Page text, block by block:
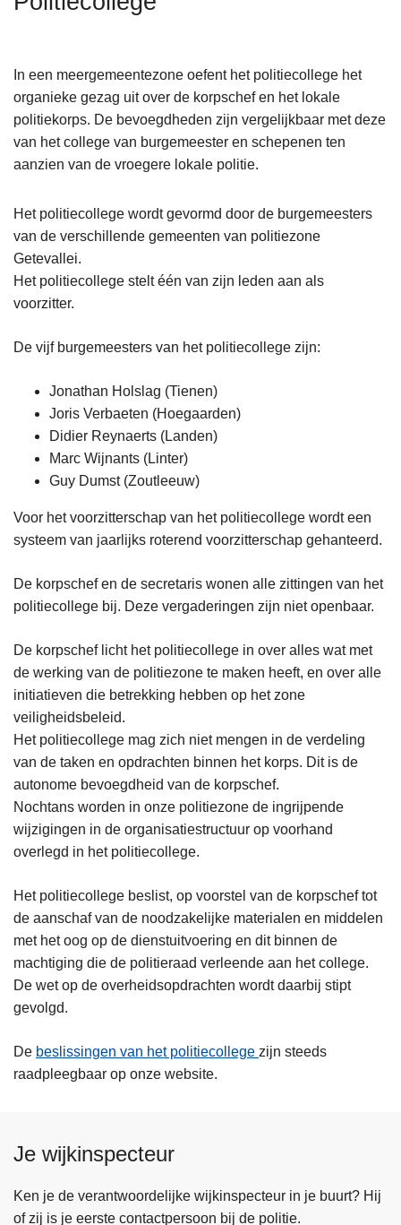
In een meergemeentezone oefent het politiecollege het
organieke gezag uit over de korpschef en het lokale
politiekorps. De bevoegdheden zijn vergelijkbaar met deze
van het college van burgemeester en schepenen ten
aanzien van de vroegere lokale politie.
Het politiecollege wordt gevormd door de burgemeesters
van de verschillende gemeenten van politiezone
Getevallei.
Het politiecollege stelt één van zijn leden aan als
voorzitter.
De vijf burgemeesters van het politiecollege zijn:
Jonathan Holslag (Tienen)
Joris Verbaeten (Hoegaarden)
Didier Reynaerts (Landen)
Marc Wijnants (Linter)
Guy Dumst (Zoutleeuw)
Voor het voorzitterschap van het politiecollege wordt een
systeem van jaarlijks roterend voorzitterschap gehanteerd.
De korpschef en de secretaris wonen alle zittingen van het
politiecollege bij. Deze vergaderingen zijn niet openbaar.
De korpschef licht het politiecollege in over alles wat met
de werking van de politiezone te maken heeft, en over alle
initiatieven die betrekking hebben op het zone
veiligheidsbeleid.
Het politiecollege mag zich niet mengen in de verdeling
van de taken en opdrachten binnen het korps. Dit is de
autonome bevoegdheid van de korpschef.
Nochtans worden in onze politiezone de ingrijpende
wijzigingen in de organisatiestructuur op voorhand
overlegd in het politiecollege.
Het politiecollege beslist, op voorstel van de korpschef tot
de aanschaf van de noodzakelijke materialen en middelen
met het oog op de dienstuitvoering en dit binnen de
machtiging die de politieraad verleende aan het college.
De wet op de overheidsopdrachten wordt daarbij stipt
gevolgd.
De beslissingen van het politiecollege zijn steeds
raadpleegbaar op onze website.
Je wijkinspecteur
Ken je de verantwoordelijke wijkinspecteur in je buurt? Hij
of zij is je eerste contactpersoon bij de politie.